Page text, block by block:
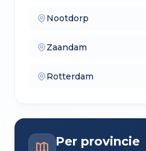
Nootdorp
— verkoopmakelaars
Zaandam
— aankoopmakelaars
Rotterdam
— lokale makelaars
Per provincie